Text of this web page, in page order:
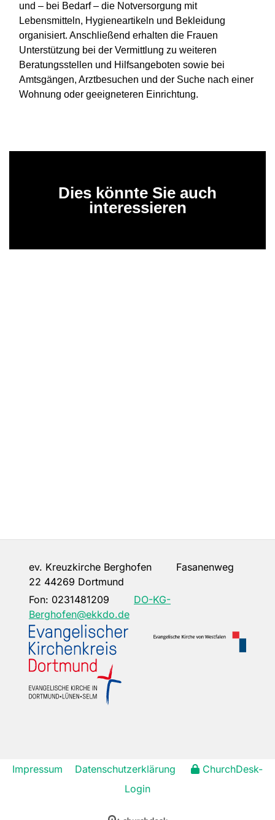
und – bei Bedarf – die Notversorgung mit
Lebensmitteln, Hygieneartikeln und Bekleidung
organisiert. Anschließend erhalten die Frauen
Unterstützung bei der Vermittlung zu weiteren
Beratungsstellen und Hilfsangeboten sowie bei
Amtsgängen, Arztbesuchen und der Suche nach einer
Wohnung oder geeigneteren Einrichtung.
Dies könnte Sie auch
interessieren
ev. Kreuzkirche Berghofen Fasanenweg
22 44269 Dortmund
Fon: 0231481209
DO-KG-
Berghofen@ekkdo.de
Impressum Datenschutzerklärung
ChurchDesk-
Login